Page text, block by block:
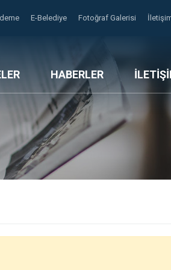
E-Belediye Fotoğraf Galerisi
HABERLER